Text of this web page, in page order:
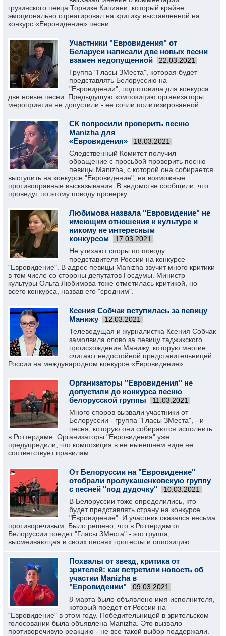
грузинского певца Торнике Кипиани, который крайне
эмоционально отреагировал на критику выставленной на
конкурс «Евровидение» песни.
Участники "Евровидения" от
Беларуси написали две новых песни
взамен недопущенной
22.03.2021
Группа "Гласы ЗМеста", которая будет
представлять Белоруссию на
"Евровидении", подготовила для конкурса
две новые песни. Предыдущую композицию организаторы
мероприятия не допустили - ее сочли политизированной.
СК попросили проверить песню
Manizha для
«Евровидения»
18.03.2021
Следственный Комитет получил
обращение с просьбой проверить песню
певицы Manizha, с которой она собирается
выступить на конкурсе "Евровидение", на возможные
противоправные высказывания. В ведомстве сообщили, что
проведут по этому поводу проверку.
Любимова назвала "Евровидение" не
имеющим отношения к культуре и
никому не интересным
конкурсом
17.03.2021
Не утихают споры по поводу
представителя России на конкурсе
"Евровидение". В адрес певицы Manizha звучит много критики
в том числе со стороны депутатов Госдумы. Министр
культуры Ольга Любимова тоже отметилась критикой, но
всего конкурса, назвав его "средним".
Ксения Собчак вступилась за певицу
Манижу
12.03.2021
Телеведущая и журналистка Ксения Собчак
замолвила слово за певицу таджикского
происхождения Манижу, которую многие
считают недостойной представительницей
России на международном конкурсе «Евровидение».
Организаторы "Евровидения" не
допустили до конкурса песню
белорусской группы
11.03.2021
Много споров вызвали участники от
Белоруссии - группа "Гласы ЗМеста", - и
песня, которую они собираются исполнить
в Роттердаме. Организаторы "Евровидения" уже
предупредили, что композиция в ее нынешнем виде не
соответствует правилам.
От Белоруссии на "Евровидение"
отобрали пролукашенковскую группу
с песней "под дудочку"
10.03.2021
В Белоруссии тоже определились, кто
будет представлять страну на конкурсе
"Евровидение". И участник оказался весьма
противоречивым. Было решено, что в Роттердам от
Белоруссии поедет "Гласы ЗМеста" - это группа,
высмеивающая в своих песнях протесты и оппозицию.
Похвалы от звезд, критика от
зрителей: как встретили новость об
участии Manizha в
"Евровидении"
09.03.2021
8 марта было объявлено имя исполнителя,
который поедет от России на
"Евровидение" в этом году. Победительницей в зрительском
голосовании была объявлена Manizha. Это вызвало
противоречивую реакцию - не все такой выбор поддержали.